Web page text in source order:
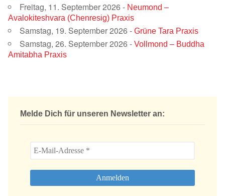
Freitag, 11. September 2026 - Neumond –
Avalokiteshvara (Chenresig) Praxis
Samstag, 19. September 2026 - Grüne Tara Praxis
Samstag, 26. September 2026 - Vollmond – Buddha
Amitabha Praxis
Melde Dich für unseren Newsletter an: